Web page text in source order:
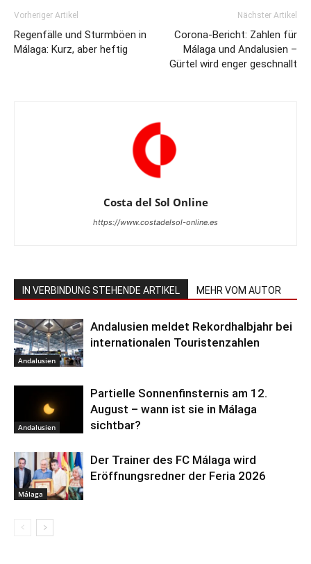
Vorheriger Artikel
Regenfälle und Sturmböen in
Málaga: Kurz, aber heftig
Nächster Artikel
Corona-Bericht: Zahlen für
Málaga und Andalusien –
Gürtel wird enger geschnallt
Costa del Sol Online
https://www.costadelsol-online.es
IN VERBINDUNG STEHENDE ARTIKEL MEHR VOM AUTOR
Andalusien
Andalusien meldet Rekordhalbjahr bei
internationalen Touristenzahlen
Andalusien
Partielle Sonnenfinsternis am 12.
August – wann ist sie in Málaga
sichtbar?
Málaga
Der Trainer des FC Málaga wird
Eröffnungsredner der Feria 2026